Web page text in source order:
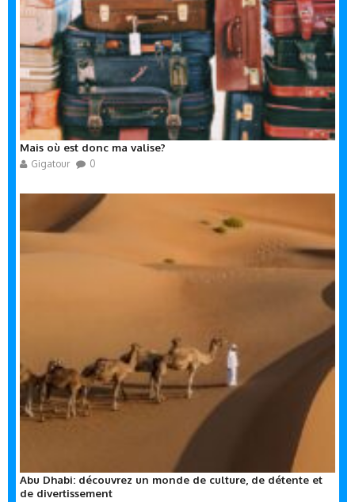
Mais où est donc ma valise?
Gigatour 0
Abu Dhabi: découvrez un monde de culture, de détente et
de divertissement